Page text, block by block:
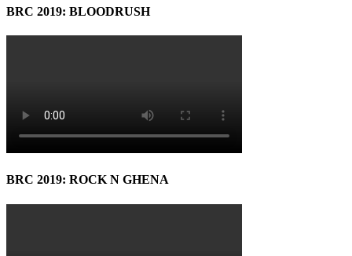
BRC 2019: BLOODRUSH
BRC 2019: ROCK N GHENA